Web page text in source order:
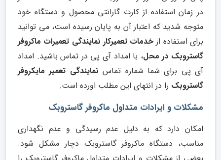
در زمان استفاده از کارت گارانتی محصول و دستگاه خود
متوجه شدید که اعتبار آن به پایان رسیده است، می توانید
برای استفاده از خدمات تعمیرکار نمایندگی تعمیرات ماکروفر
گاستروبک در محل، با امداد آی پی در تماس باشید. امداد
آی پی برای شما شماره تماس نمایندگی تعمیر مایکروفر
گاستروبک را در انتهای این مطلب اورده است.
مشکلات و ایرادات متداول ماکروفر گاستروبک
امکان دارد که به دلیل عدم رسیدگی و عدم نگهداری
مناسب، دستگاه ماکروفر گاستروبک دچار مشکل شود.